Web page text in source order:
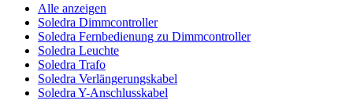
Alle anzeigen
Soledra Dimmcontroller
Soledra Fernbedienung zu Dimmcontroller
Soledra Leuchte
Soledra Trafo
Soledra Verlängerungskabel
Soledra Y-Anschlusskabel